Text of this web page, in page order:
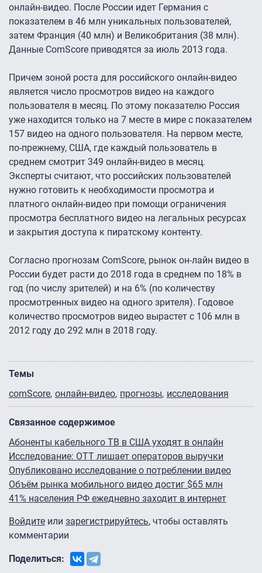
онлайн-видео. После России идет Германия с
показателем в 46 млн уникальных пользователей,
затем Франция (40 млн) и Великобритания (38 млн).
Данные ComScore приводятся за июль 2013 года.
Причем зоной роста для российского онлайн-видео
является число просмотров видео на каждого
пользователя в месяц. По этому показателю Россия
уже находится только на 7 месте в мире с показателем
157 видео на одного пользователя. На первом месте,
по-прежнему, США, где каждый пользователь в
среднем смотрит 349 онлайн-видео в месяц.
Эксперты считают, что российских пользователей
нужно готовить к необходимости просмотра и
платного онлайн-видео при помощи ограничения
просмотра бесплатного видео на легальных ресурсах
и закрытия доступа к пиратскому контенту.
Согласно прогнозам ComScore, рынок он-лайн видео в
России будет расти до 2018 года в среднем по 18% в
год (по числу зрителей) и на 6% (по количеству
просмотренных видео на одного зрителя). Годовое
количество просмотров видео вырастет с 106 млн в
2012 году до 292 млн в 2018 году.
Темы
comScore онлайн-видео прогнозы исследования
Связанное содержимое
Абоненты кабельного ТВ в США уходят в онлайн
Исследование: ОТТ лишает операторов выручки
Опубликовано исследование о потреблении видео
Объём рынка мобильного видео достиг $65 млн
41% населения РФ ежедневно заходит в интернет
Войдите или зарегистрируйтесь, чтобы оставлять
комментарии
Поделиться: